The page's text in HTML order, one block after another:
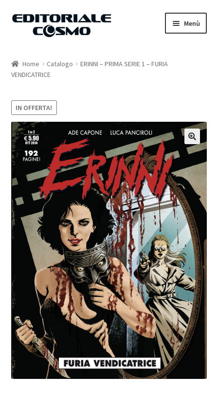
Vai
Vai
Menù
Catalogo
Carrello
Il mio account
Home Catalogo
ERINNI – PRIMA SERIE 1 – FURIA
VENDICATRICE
IN OFFERTA!